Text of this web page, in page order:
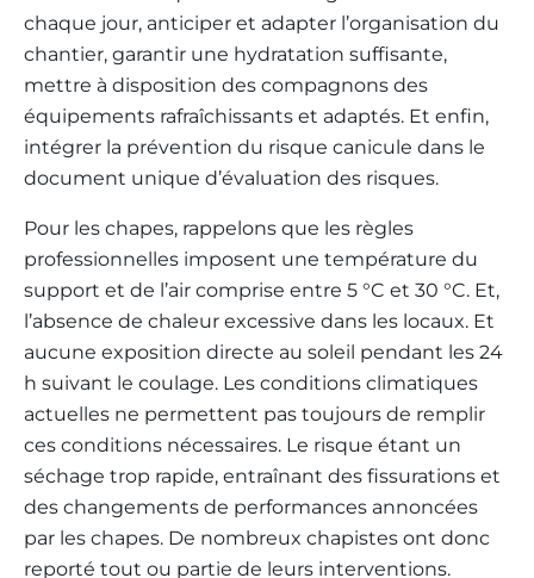
chaque jour, anticiper et adapter l’organisation du
chantier, garantir une hydratation suffisante,
mettre à disposition des compagnons des
équipements rafraîchissants et adaptés. Et enfin,
intégrer la prévention du risque canicule dans le
document unique d’évaluation des risques.
Pour les chapes, rappelons que les règles
professionnelles imposent une température du
support et de l’air comprise entre 5 °C et 30 °C. Et,
l’absence de chaleur excessive dans les locaux. Et
aucune exposition directe au soleil pendant les 24
h suivant le coulage. Les conditions climatiques
actuelles ne permettent pas toujours de remplir
ces conditions nécessaires. Le risque étant un
séchage trop rapide, entraînant des fissurations et
des changements de performances annoncées
par les chapes. De nombreux chapistes ont donc
reporté tout ou partie de leurs interventions.